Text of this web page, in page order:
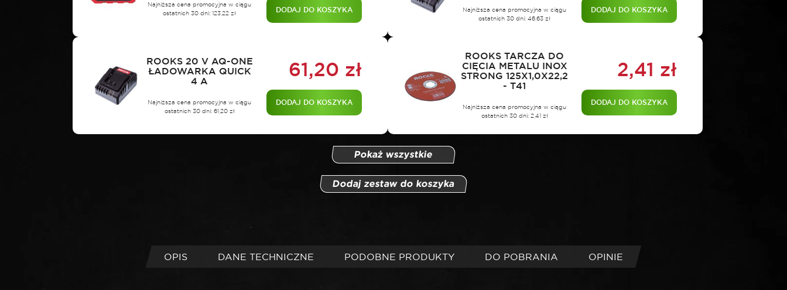
Najniższa cena promocyjna w ciągu
ostatnich 30 dni: 123,22 zł DODAJ DO KOSZYKA
Najniższa cena promocyjna w ciągu
ostatnich 30 dni: 46,63 zł
DODAJ DO KOSZYKA
ROOKS 20 V AQ-ONE
ŁADOWARKA QUICK
4 A
Najniższa cena promocyjna w ciągu
ostatnich 30 dni: 61,20 zł
61,20 zł
DODAJ DO KOSZYKA
ROOKS TARCZA DO
CIĘCIA METALU INOX
STRONG 125X1,0X22,2
- T41
Najniższa cena promocyjna w ciągu
ostatnich 30 dni: 2,41 zł
2,41 zł
DODAJ DO KOSZYKA
Pokaż wszystkie
Dodaj zestaw do koszyka
OPIS DANE TECHNICZNE PODOBNE PRODUKTY DO POBRANIA OPINIE